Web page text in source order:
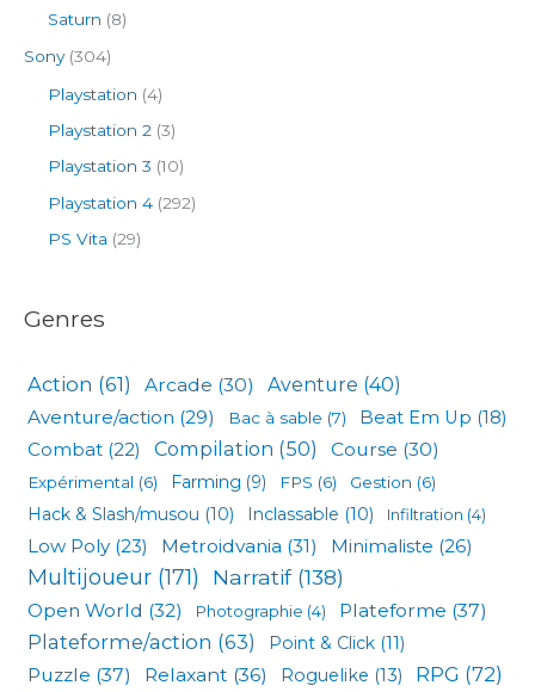
Saturn (8)
Sony(304)
Playstation (4)
Playstation 2 (3)
Playstation 3 (10)
Playstation 4 (292)
PS Vita (29)
Genres
Action (61) Arcade (30) Aventure (40)
Aventure/action (29) Bac à sable (7) Beat Em Up (18)
Combat (22) Compilation (50) Course (30)
Expérimental (6) Farming (9) FPS (6) Gestion (6)
Hack & Slash/musou (10) Inclassable (10) Infiltration (4)
Low Poly (23) Metroidvania (31) Minimaliste (26)
Multijoueur (171) Narratif(138)
Open World (32) Photographie (4) Plateforme (37)
Plateforme/action (63) Point & Click (11)
Puzzle (37) Relaxant (36) Roguelike (13) RPG (72)